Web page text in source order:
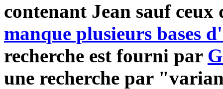
contenant Jean sauf
manque plusieurs bases
recherche est fourni par
une recherche par